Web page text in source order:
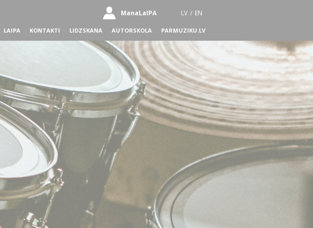
ManaLaIPA LV / EN
LAIPA KONTAKTI LIDZSKANA AUTORSKOLA PARMUZIKU.LV